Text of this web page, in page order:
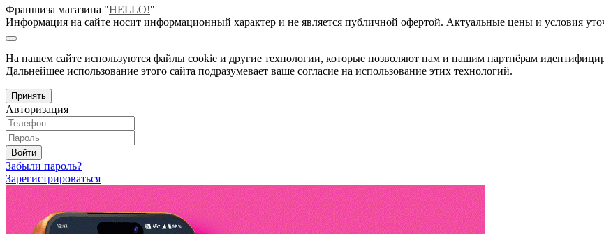
Франшиза магазина "HELLO!"
Информация на сайте носит информационный характер и не является публичной офертой. Актуальные цены и условия
На нашем сайте используются файлы cookie и другие технологии, которые позволяют нам и нашим партнёрам
Дальнейшее использование этого сайта подразумевает ваше согласие на использование этих технологий.
Принять
Авторизация
Войти
Забыли пароль?
Зарегистрироваться